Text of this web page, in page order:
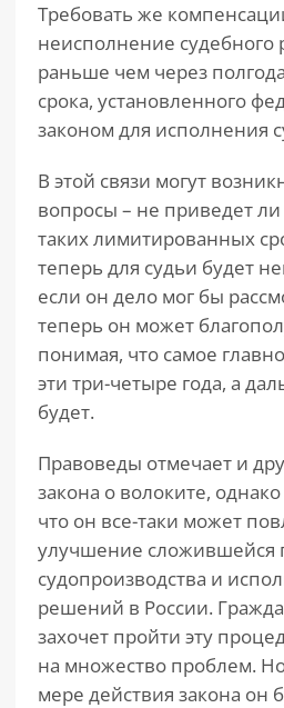
Требовать же
неисполнение
раньше чем через
срока, установленного
законом для исполнения
В этой связи могут
вопросы – не приведет
таких лимитированных
теперь для судьи будет
если он дело мог бы
теперь он может
понимая, что самое
эти три-четыре года, а
будет.
Правоведы отмечает и
закона о волоките,
что он все-таки может
улучшение сложившейся
судопроизводства и
решений в России.
захочет пройти эту
на множество проблем.
мере действия закона он